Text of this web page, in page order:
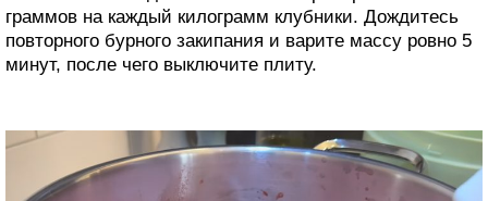
граммов на каждый килограмм клубники. Дождитесь
повторного бурного закипания и варите массу ровно 5
минут, после чего выключите плиту.